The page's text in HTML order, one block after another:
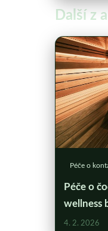
Další z
Péče o
Péče o
wellness
4. 2. 2026